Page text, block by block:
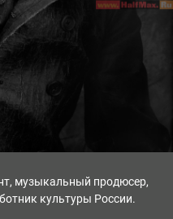
музыкальный продюсер,
культуры России.